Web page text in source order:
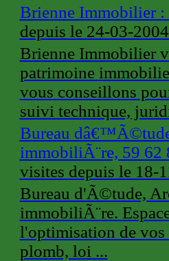
Brienne Immobilier
depuis le 24-03-
Brienne Immobilier
patrimoine
vous conseillons
suivi technique,
Bureau
immobiliÃ¨re, 59 62
visites depuis le 18-
Bureau d'Ã©tude,
immobiliÃ¨re.
l'optimisation de
plomb, loi ...